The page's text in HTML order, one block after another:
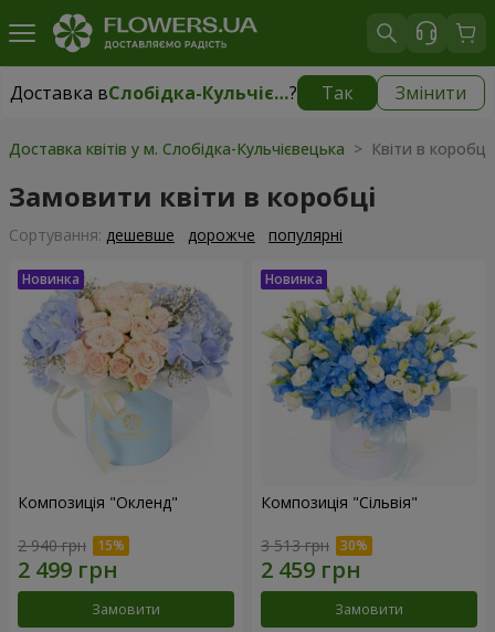
Доставка в Слобідка-Кульчієвецька? Так Змінити
Доставка вСлобідка-Кульчієвецька|безкоштовно
Доставка квітів у м. Слобідка-Кульчієвецька > Квіти в коробці
Замовити квіти в коробці
Сортування: дешевше дорожче популярні
Композиція "Окленд"
2 940 грн
Замовити
Композиція "Сільвія"
3 513 грн
Замовити